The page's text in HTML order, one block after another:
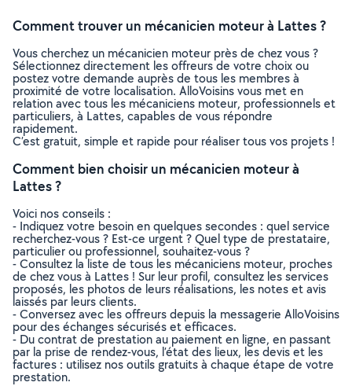
Comment trouver un mécanicien moteur à Lattes ?
Vous cherchez un mécanicien moteur près de chez vous ?
Sélectionnez directement les offreurs de votre choix ou
postez votre demande auprès de tous les membres à
proximité de votre localisation. AlloVoisins vous met en
relation avec tous les mécaniciens moteur, professionnels et
particuliers, à Lattes, capables de vous répondre
rapidement.
C’est gratuit, simple et rapide pour réaliser tous vos projets !
Comment bien choisir un mécanicien moteur à
Lattes ?
Voici nos conseils :
- Indiquez votre besoin en quelques secondes : quel service
recherchez-vous ? Est-ce urgent ? Quel type de prestataire,
particulier ou professionnel, souhaitez-vous ?
- Consultez la liste de tous les mécaniciens moteur, proches
de chez vous à Lattes ! Sur leur profil, consultez les services
proposés, les photos de leurs réalisations, les notes et avis
laissés par leurs clients.
- Conversez avec les offreurs depuis la messagerie AlloVoisins
pour des échanges sécurisés et efficaces.
- Du contrat de prestation au paiement en ligne, en passant
par la prise de rendez-vous, l’état des lieux, les devis et les
factures : utilisez nos outils gratuits à chaque étape de votre
prestation.